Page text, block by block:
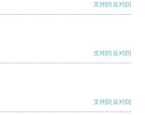
支持[0] 反对[0]
支持[0] 反对[0]
支持[0] 反对[0]